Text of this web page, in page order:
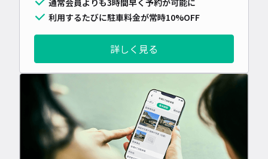
利用するたびに駐車料金が常時10%OFF
詳しく見る